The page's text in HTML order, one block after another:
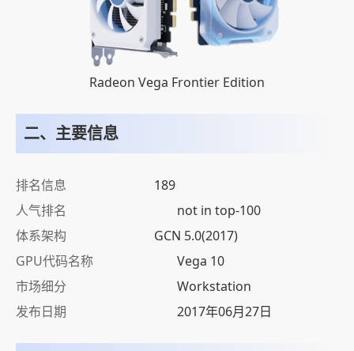
Radeon Vega Frontier Edition
二、主要信息
排名信息
189
人气排名
not in top-100
体系架构
GCN 5.0(2017)
GPU代码名称
Vega 10
市场细分
Workstation
发布日期
2017年06月27日